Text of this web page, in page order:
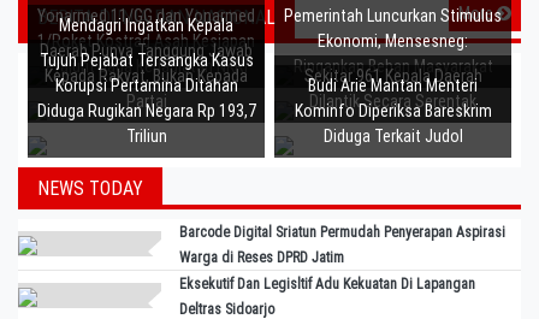
BERITA DUNIA DAN NASIONAL More
Yonarmed 11/GG dan Yonarmed
1/Roket Kostrad Asah Kesiapan
Prajurit Jaga Kedaulatan NKRI
Pemerintah Luncurkan Stimulus
Ekonomi, Mensesneg:
Ringankan Beban Masyarakat
Mendagri Ingatkan Kepala
Daerah Punya Tanggung Jawab
Kepada Rakyat, Bukan Kepada
Partai
Sekitar 961 Kepala Daerah
Dilantik Secara Serentak
Tujuh Pejabat Tersangka Kasus
Korupsi Pertamina Ditahan
Diduga Rugikan Negara Rp 193,7
Triliun
Budi Arie Mantan Menteri
Kominfo Diperiksa Bareskrim
Diduga Terkait Judol
NEWS TODAY
Barcode Digital Sriatun Permudah Penyerapan Aspirasi
Warga di Reses DPRD Jatim
Eksekutif Dan Legisltif Adu Kekuatan Di Lapangan
Deltras Sidoarjo